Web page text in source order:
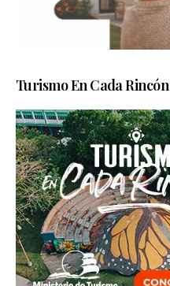
Turismo En Cada Rincón